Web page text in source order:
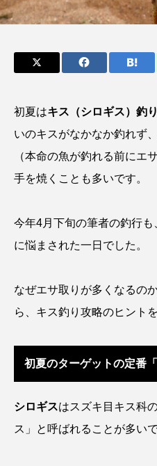
アイゴ アイナメ
アオリイカ アカアジ
アカクラゲ アカザ
アカムツ アカメ
アサヒガニ アザアシ
アッキガイ
アブラボテ アマガエ
アマダイ アミメハギ
アユ アリアケギバチ
アンコウ
初夏はキス（シロギス）釣り
いのキスがなかなか釣れず
（本命の魚が釣れる前にエ
手を焼くことも多いです。
今年4月下旬の筆者の釣行
に悩まされた一日でした。
なぜエサ取りが多くなるの
ら、キス釣り攻略のヒント
初夏のターゲットの定番「
シロギスはスズキ目キス科
ス」と呼ばれることが多いで